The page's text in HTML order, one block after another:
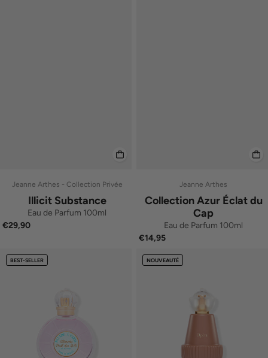
Jeanne Arthes - Collection Privée
Illicit Substance
Eau de Parfum 100ml
€29,90
Jeanne Arthes
Collection Azur Éclat du
Cap
Eau de Parfum 100ml
€14,95
BEST-SELLER NOUVEAUTÉ